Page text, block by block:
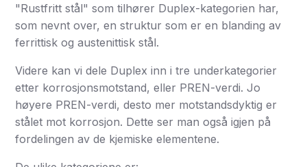
"Rustfritt stål" som tilhører Duplex-kategorien har,
som nevnt over, en struktur som er en blanding av
ferrittisk og austenittisk stål.
Videre kan vi dele Duplex inn i tre underkategorier
etter korrosjonsmotstand, eller PREN-verdi. Jo
høyere PREN-verdi, desto mer motstandsdyktig er
stålet mot korrosjon. Dette ser man også igjen på
fordelingen av de kjemiske elementene.